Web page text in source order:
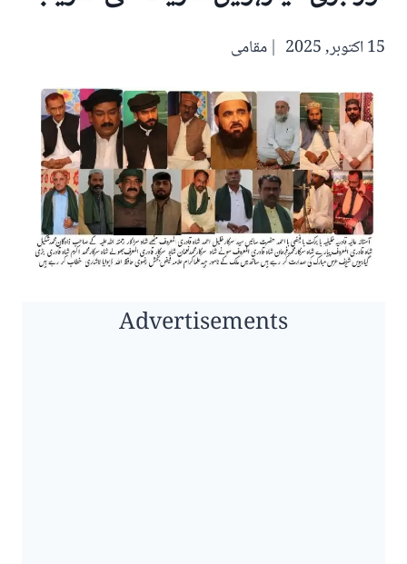
15 اکتوبر, 2025 مقامی
Advertisements